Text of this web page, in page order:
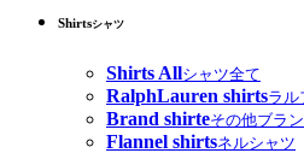
Shirtsシャツ
Shirts Allシャツ全て
RalphLauren shirtsラル
Brand shirteその他ブラ
Flannel shirtsネルシャツ